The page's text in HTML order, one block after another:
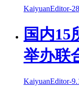
KaiyuanEditor-
国内15
举办联
KaiyuanEditor-